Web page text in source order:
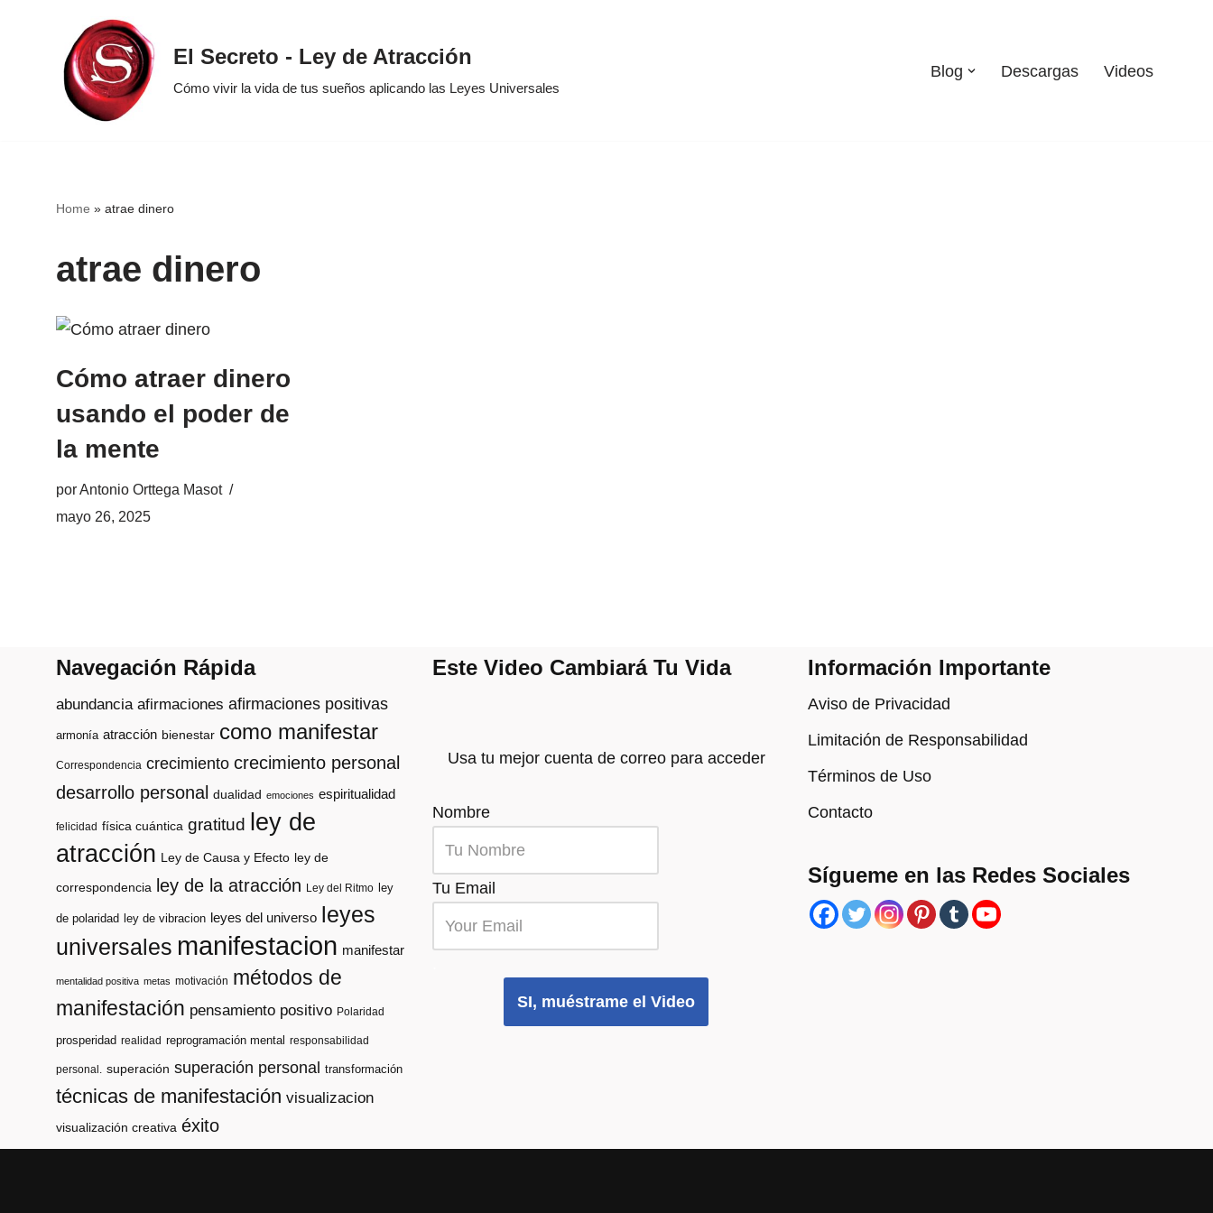
contenido
El Secreto - Ley de Atracción
Cómo vivir la vida de tus sueños aplicando las Leyes Universales
Blog Descargas Videos
Home » atrae dinero
atrae dinero
Cómo atraer dinero
usando el poder de
la mente
porAntonio Orttega Masot
mayo 26, 2025
Navegación Rápida
abundancia afirmaciones afirmaciones positivas
armonía atracción bienestar como manifestar
Correspondencia crecimiento crecimiento personal
desarrollo personal dualidad emociones espiritualidad
felicidad física cuántica gratitud
ley de
atracción Ley de Causa y Efecto ley de
correspondencia ley de la atracción Ley del Ritmo ley
de polaridad ley de vibracion leyes del universo
leyes
universales manifestacion manifestar
mentalidad positiva metas motivación métodos de
manifestación pensamiento positivo Polaridad
prosperidad realidad reprogramación mental responsabilidad
personal. superación superación personal transformación
técnicas de manifestación visualizacion
visualización creativa éxito
Este Video Cambiará Tu Vida
Usa tu mejor cuenta de correo para acceder
Nombre
Tu Email
SI, muéstrame el Video
Información Importante
Aviso de Privacidad
Limitación de Responsabilidad
Términos de Uso
Contacto
Sígueme en las Redes Sociales